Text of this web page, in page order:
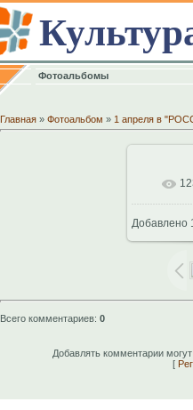
Фотоальбомы
Главная » Фотоальбом » 1 апреля в
В
Добавлено
Всего комментариев: 0
Добавлять комментарии
[